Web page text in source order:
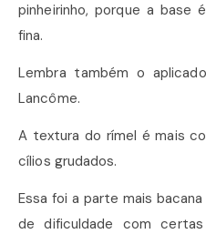
pinheirinho, porque a base
fina.
Lembra também o
Lancôme.
A textura do rímel é mais
cílios grudados.
Essa foi a parte mais
de dificuldade com certas